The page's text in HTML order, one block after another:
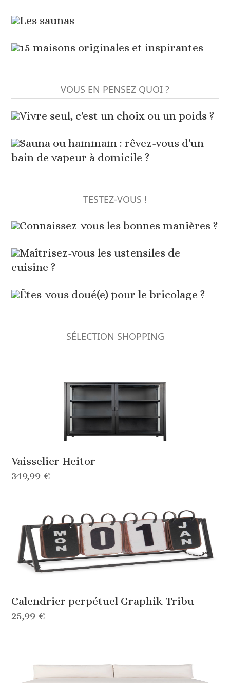
Les saunas
15 maisons originales et inspirantes
VOUS EN PENSEZ QUOI ?
Vivre seul, c'est un choix ou un poids ?
Sauna ou hammam : rêvez-vous d'un
bain de vapeur à domicile ?
TESTEZ-VOUS !
Connaissez-vous les bonnes manières ?
Maîtrisez-vous les ustensiles de
cuisine ?
Êtes-vous doué(e) pour le bricolage ?
SÉLECTION SHOPPING
Vaisselier Heitor
349,99 €
Calendrier perpétuel Graphik Tribu
25,99 €